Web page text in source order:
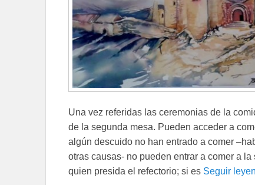
Una vez referidas las ceremonias de la
de la segunda mesa. Pueden acceder a
algún descuido no han entrado a comer
otras causas- no pueden entrar a comer a
quien presida el refectorio; si es Seguir